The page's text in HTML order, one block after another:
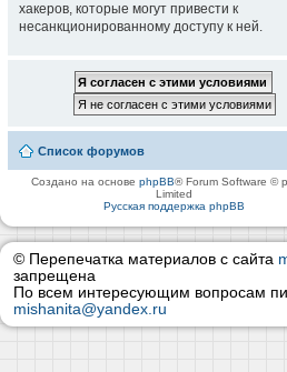
хакеров, которые могут привести к
несанкционированному доступу к ней.
Список форумов
Создано на основеphpBB® Forum Software ©
Limited
Русская поддержка phpBB
© Перепечатка материалов с сайта
запрещена
По всем интересующим вопросам
mishanita@yandex.ru